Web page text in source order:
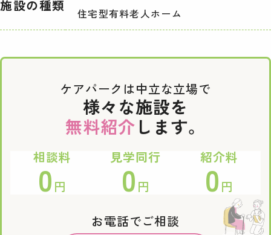
施設の種類 住宅型有料老人ホーム
ケアパークは中立な立場で
様々な施設を
無料紹介 します。
相談料
0 円
見学同行
0 円
紹介料
0 円
お電話でご相談